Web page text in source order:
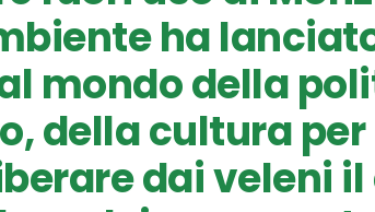
ha
mondo della
della cultura
dai veleni il